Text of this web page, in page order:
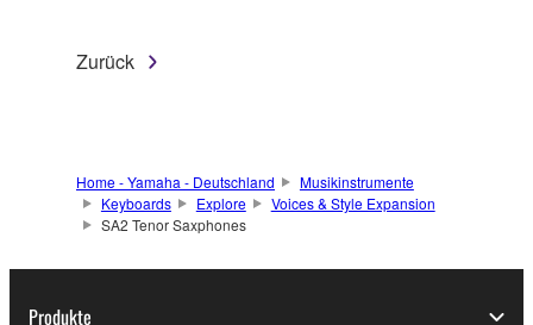
Zurück
Home - Yamaha - Deutschland
Musikinstrumente
Keyboards
Explore
Voices & Style Expansion
SA2 Tenor Saxphones
Produkte